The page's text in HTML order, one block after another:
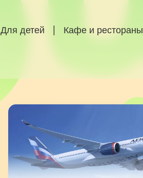
Для детей Кафе и рестораны